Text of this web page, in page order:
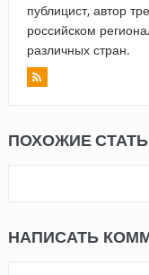
публицист, автор
российском
различных стран.
ПОХОЖИЕ
НАПИСАТЬ